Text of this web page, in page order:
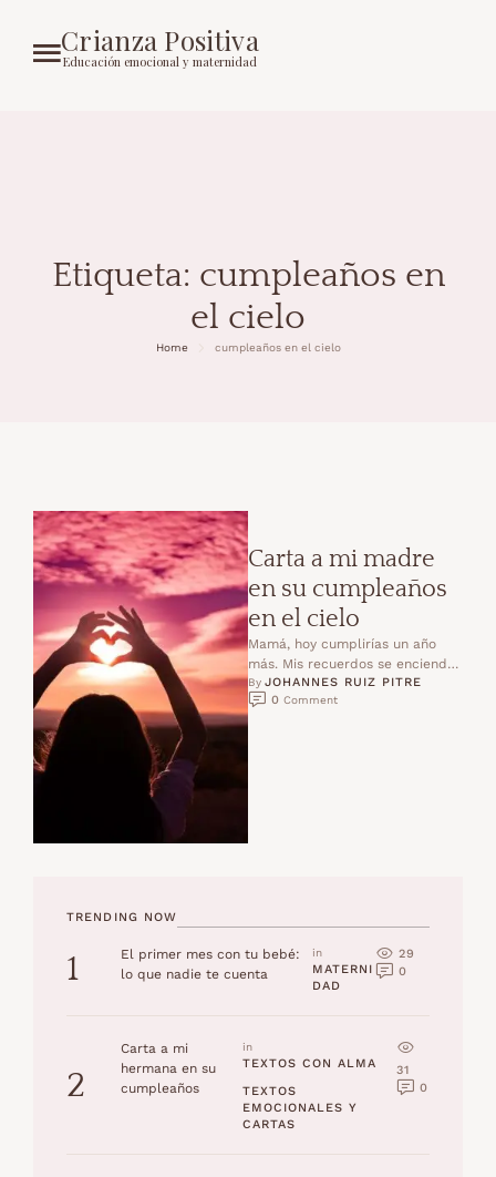
Crianza Positiva
Educación emocional y maternidad
Etiqueta: cumpleaños en
el cielo
Home cumpleaños en el cielo
Carta a mi madre
en su cumpleaños
en el cielo
Mamá, hoy cumplirías un año
más. Mis recuerdos se encienden
como un fuego suave que me
arropa mientras …
By JOHANNES RUIZ PITRE
0 Comment
TRENDING NOW
1
El primer mes con tu bebé:
lo que nadie te cuenta
in
MATERNI
DAD
29
0
2
Carta a mi
hermana en su
cumpleaños
in
TEXTOS CON ALMA
TEXTOS
EMOCIONALES Y
CARTAS
31
0